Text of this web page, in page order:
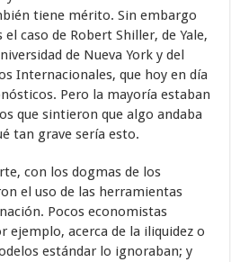
tiene mérito. Sin embargo
caso de Robert Shiller, de Yale,
de Nueva York y del
Internacionales, que hoy en día
Pero la mayoría estaban
que sintieron que algo andaba
tan grave sería esto.
con los dogmas de los
el uso de las herramientas
Pocos economistas
ejemplo, acerca de la iliquidez o
estándar lo ignoraban; y